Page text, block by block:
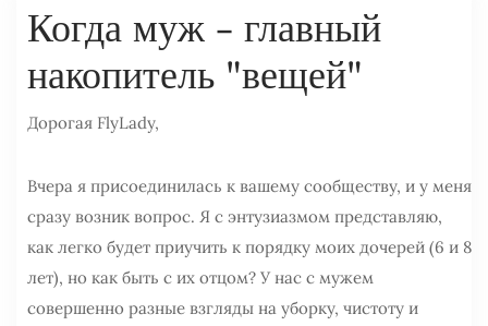
Когда муж - главный
накопитель "вещей"
Дорогая FlyLady,
Вчера я присоединилась к вашему сообществу, и у меня
сразу возник вопрос. Я с энтузиазмом представляю,
как легко будет приучить к порядку моих дочерей (6 и 8
лет), но как быть с их отцом? У нас с мужем
совершенно разные взгляды на уборку, чистоту и